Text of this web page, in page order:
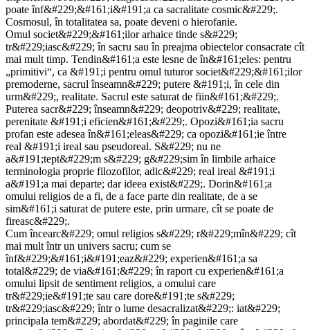
poate înf&#229;&#161;i&#191;a ca sacralitate cosmic&#229;.
Cosmosul, în totalitatea sa, poate deveni o hierofanie.
Omul societ&#229;&#161;ilor arhaice tinde s&#229;
tr&#229;iasc&#229; în sacru sau în preajma obiectelor consacrate cît
mai mult timp. Tendin&#161;a este lesne de în&#161;eles: pentru
„primitivi“, ca &#191;i pentru omul tuturor societ&#229;&#161;ilor
premoderne, sacrul înseamn&#229; putere &#191;i, în cele din
urm&#229;, realitate. Sacrul este saturat de fiin&#161;&#229;.
Puterea sacr&#229; înseamn&#229; deopotriv&#229; realitate,
perenitate &#191;i eficien&#161;&#229;. Opozi&#161;ia sacru
profan este adesea în&#161;eleas&#229; ca opozi&#161;ie între
real &#191;i ireal sau pseudoreal. S&#229; nu ne
a&#191;tept&#229;m s&#229; g&#229;sim în limbile arhaice
terminologia proprie filozofilor, adic&#229; real ireal &#191;i
a&#191;a mai departe; dar ideea exist&#229;. Dorin&#161;a
omului religios de a fi, de a face parte din realitate, de a se
sim&#161;i saturat de putere este, prin urmare, cît se poate de
fireasc&#229;.
Cum încearc&#229; omul religios s&#229; r&#229;mîn&#229; cît
mai mult într un univers sacru; cum se
înf&#229;&#161;i&#191;eaz&#229; experien&#161;a sa
total&#229; de via&#161;&#229; în raport cu experien&#161;a
omului lipsit de sentiment religios, a omului care
tr&#229;ie&#191;te sau care dore&#191;te s&#229;
tr&#229;iasc&#229; într o lume desacralizat&#229;: iat&#229;
principala tem&#229; abordat&#229; în paginile care